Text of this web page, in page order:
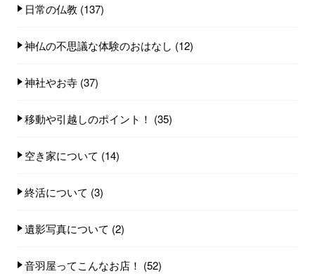
日常の仏教 (137)
神仏の不思議な体験のおはなし (12)
神社やお寺 (37)
移動や引越しのポイント！ (35)
空き家について (14)
終活について (3)
遺影写真について (2)
音羽屋ってこんなお店！ (52)